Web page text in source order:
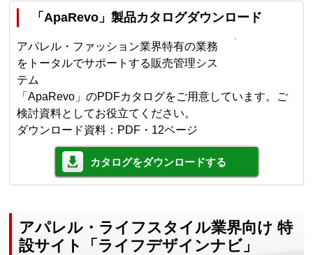
「ApaRevo」製品カタログダウンロード
アパレル・ファッション業界特有の業務
をトータルでサポートする販売管理シス
テム
「ApaRevo」のPDFカタログをご用意しています。ご
検討資料としてお役立てください。
ダウンロード資料：PDF・12ページ
カタログをダウンロードする
アパレル・ライフスタイル業界向け 特
設サイト「ライフデザインナビ」